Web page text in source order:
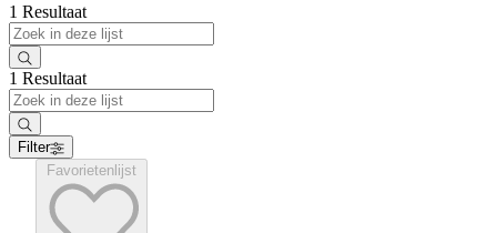
1 Resultaat
1 Resultaat
Filter